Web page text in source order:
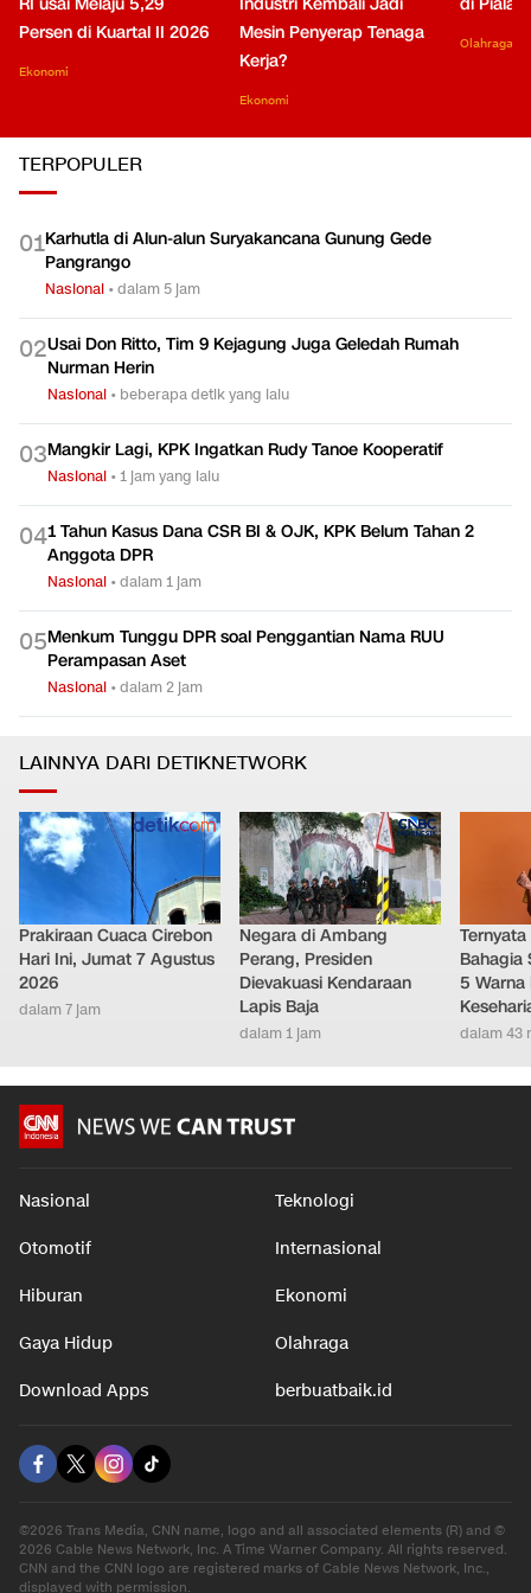
Persen di Kuartal II 2026
Ekonomi
Mesin Penyerap Tenaga
Kerja?
Ekonomi
Olahraga
TERPOPULER
01Karhutla di Alun-alun Suryakancana Gunung Gede
Pangrango
Nasional •dalam 5 jam
02Usai Don Ritto, Tim 9 Kejagung Juga Geledah Rumah
Nurman Herin
Nasional • beberapa detik yang lalu
03Mangkir Lagi, KPK Ingatkan Rudy Tanoe Kooperatif
Nasional •1 jam yang lalu
041 Tahun Kasus Dana CSR BI & OJK, KPK Belum Tahan 2
Anggota DPR
Nasional •dalam 1 jam
05Menkum Tunggu DPR soal Penggantian Nama RUU
Perampasan Aset
Nasional •dalam 2 jam
LAINNYA DARI DETIKNETWORK
Prakiraan Cuaca Cirebon
Hari Ini, Jumat 7 Agustus
2026
dalam 7 jam
Negara di Ambang
Perang, Presiden
Dievakuasi Kendaraan
Lapis Baja
dalam 1 jam
Bahagia
5
dalam 43
Nasional Teknologi
Otomotif Internasional
Hiburan Ekonomi
Gaya Hidup Olahraga
Download Apps berbuatbaik.id
©2026 Trans Media, CNN name, logo and all associated elements (R) and ©
2026 Cable News Network, Inc. A Time Warner Company. All rights reserved.
CNN and the CNN logo are registered marks of Cable News Network, Inc.,
displayed with permission.